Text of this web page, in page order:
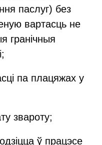
паслуг) без
вартасць не
гранічныя
па плацяжах у
звароту;
ў працэсе